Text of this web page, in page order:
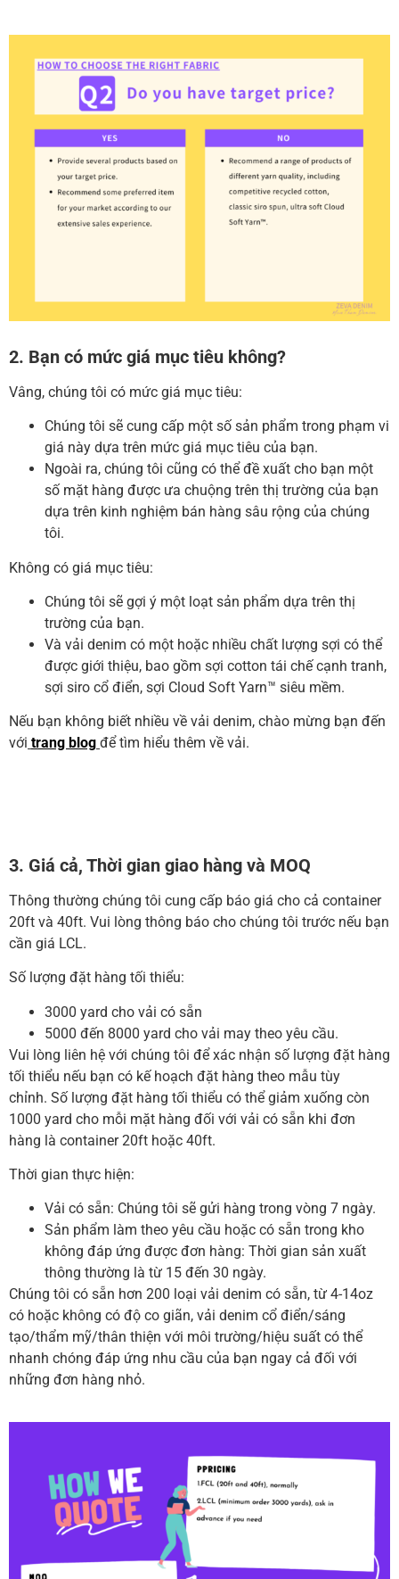
2. Bạn có mức giá mục tiêu không?
Vâng, chúng tôi có mức giá mục tiêu:
Chúng tôi sẽ cung cấp một số sản phẩm trong phạm vi
giá này dựa trên mức giá mục tiêu của bạn.
Ngoài ra, chúng tôi cũng có thể đề xuất cho bạn một
số mặt hàng được ưa chuộng trên thị trường của bạn
dựa trên kinh nghiệm bán hàng sâu rộng của chúng
tôi.
Không có giá mục tiêu:
Chúng tôi sẽ gợi ý một loạt sản phẩm dựa trên thị
trường của bạn.
Và vải denim có một hoặc nhiều chất lượng sợi có thể
được giới thiệu, bao gồm sợi cotton tái chế cạnh tranh,
sợi siro cổ điển, sợi Cloud Soft Yarn™ siêu mềm.
Nếu bạn không biết nhiều về vải denim, chào mừng bạn đến
với trang blog để tìm hiểu thêm về vải.
3. Giá cả, Thời gian giao hàng và MOQ
Thông thường chúng tôi cung cấp báo giá cho cả container
20ft và 40ft. Vui lòng thông báo cho chúng tôi trước nếu bạn
cần giá LCL.
Số lượng đặt hàng tối thiểu:
3000 yard cho vải có sẵn
5000 đến 8000 yard cho vải may theo yêu cầu.
Vui lòng liên hệ với chúng tôi để xác nhận số lượng đặt hàng
tối thiểu nếu bạn có kế hoạch đặt hàng theo mẫu tùy
chỉnh. Số lượng đặt hàng tối thiểu có thể giảm xuống còn
1000 yard cho mỗi mặt hàng đối với vải có sẵn khi đơn
hàng là container 20ft hoặc 40ft.
Thời gian thực hiện:
Vải có sẵn: Chúng tôi sẽ gửi hàng trong vòng 7 ngày.
Sản phẩm làm theo yêu cầu hoặc có sẵn trong kho
không đáp ứng được đơn hàng: Thời gian sản xuất
thông thường là từ 15 đến 30 ngày.
Chúng tôi có sẵn hơn 200 loại vải denim có sẵn, từ 4-14oz
có hoặc không có độ co giãn, vải denim cổ điển/sáng
tạo/thẩm mỹ/thân thiện với môi trường/hiệu suất có thể
nhanh chóng đáp ứng nhu cầu của bạn ngay cả đối với
những đơn hàng nhỏ.